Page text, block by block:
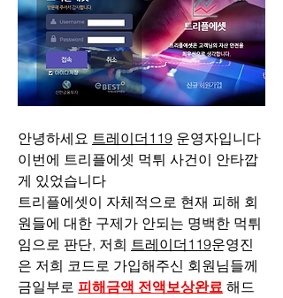
안녕하세요 트레이더119 운영자입니다
이번에 트리플에셋 먹튀 사건이 안타깝
게 있었습니다
트리플에셋이 자체적으로 현재 피해 회
원들에 대한 구제가 안되는 명백한 먹튀
임으로 판단, 저희 트레이더119운영진
은 저희 코드로 가입해주신 회원님들께
금일부로 피해금액 전액보상완료 해드